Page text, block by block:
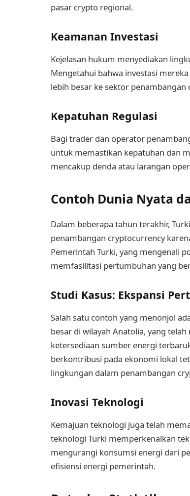
pasar crypto regional.
Keamanan Investasi
Kejelasan hukum menyediakan
Mengetahui bahwa investasi
lebih besar ke sektor penambangan
Kepatuhan Regulasi
Bagi trader dan operator
untuk memastikan kepatuhan dan
mencakup denda atau larangan
Contoh Dunia Nyata
Dalam beberapa tahun terakhir,
penambangan cryptocurrency
Pemerintah Turki, yang mengenali
memfasilitasi pertumbuhan yang
Studi Kasus: Ekspansi
Salah satu contoh yang menonjol
besar di wilayah Anatolia, yang
ketersediaan sumber energi
berkontribusi pada ekonomi lokal
lingkungan dalam penambangan
Inovasi Teknologi
Kemajuan teknologi juga telah
teknologi Turki memperkenalkan
mengurangi konsumsi energi dari
efisiensi energi pemerintah.